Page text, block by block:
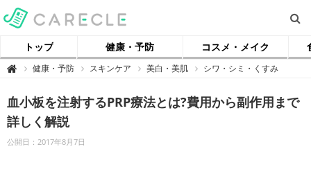
トップ 健康・予防 コスメ・メイク
 【
ル
】
健康・予防 スキンケア 美白・美肌 シワ・シミ・くすみ
血小板を注射するPRP療法とは?費用から副作用まで
詳しく解説
公開日：2017年8月7日